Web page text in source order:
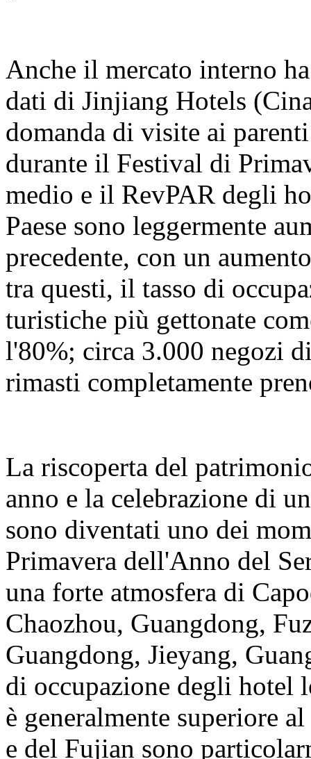
Anche il mercato interno
dati di Jinjiang Hotels
domanda di visite ai
durante il Festival di
medio e il RevPAR degli
Paese sono leggermente
precedente, con un
tra questi, il tasso di
turistiche più gettonate
l'80%; circa 3.000 negozi
rimasti completamente
La riscoperta del
anno e la celebrazione di
sono diventati uno dei
Primavera dell'Anno del
una forte atmosfera di
Chaozhou, Guangdong,
Guangdong, Jieyang,
di occupazione degli hotel
è generalmente superiore
e del Fujian sono